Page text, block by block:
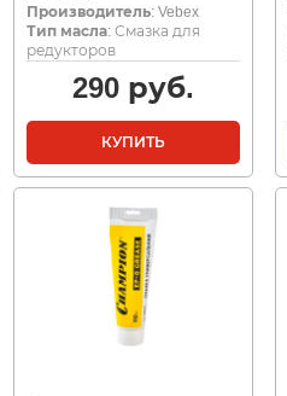
Производитель: Vebex
Тип масла: Смазка для
редукторов
290 руб.
КУПИТЬ